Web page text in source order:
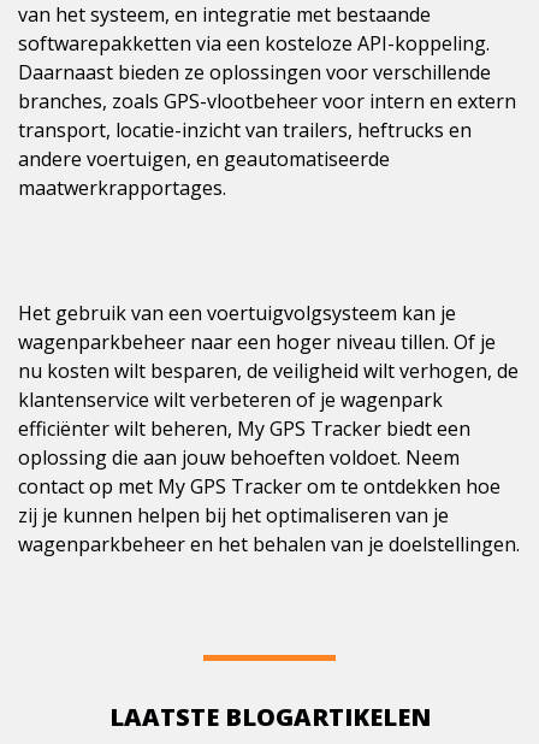
van het systeem, en integratie met bestaande
softwarepakketten via een kosteloze API-koppeling.
Daarnaast bieden ze oplossingen voor verschillende
branches, zoals GPS-vlootbeheer voor intern en extern
transport, locatie-inzicht van trailers, heftrucks en
andere voertuigen, en geautomatiseerde
maatwerkrapportages.
Het gebruik van een voertuigvolgsysteem kan je
wagenparkbeheer naar een hoger niveau tillen. Of je
nu kosten wilt besparen, de veiligheid wilt verhogen, de
klantenservice wilt verbeteren of je wagenpark
efficiënter wilt beheren, My GPS Tracker biedt een
oplossing die aan jouw behoeften voldoet. Neem
contact op met My GPS Tracker om te ontdekken hoe
zij je kunnen helpen bij het optimaliseren van je
wagenparkbeheer en het behalen van je doelstellingen.
LAATSTE BLOGARTIKELEN